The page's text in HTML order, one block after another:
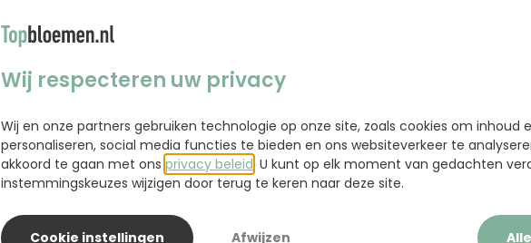
Wij respecteren uw privacy
Wij en onze partners gebruiken technologie op onze site, zoals cookies om inhoud
personaliseren, social media functies te bieden en ons websiteverkeer te
akkoord te gaan met ons privacy beleid . U kunt op elk moment van gedachten
instemmingskeuzes wijzigen door terug te keren naar deze site.
Cookie instellingen Afwijzen